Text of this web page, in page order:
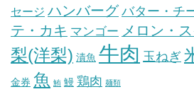
セージ ハンバーグ バター・チ
テ・カキ マンゴー メロン・
梨(洋梨) 漬魚 牛肉 玉ねぎ
金券 魚 鮪 鰻 鶏肉 麺類